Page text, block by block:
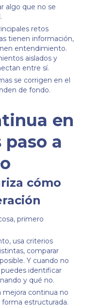
algo que no se
retos
tienen información,
entendimiento.
aislados y
entre sí.
se corrigen en el
de fondo.
en
paso a
cómo
primero
usa criterios
comparar
Y cuando no
identificar
y qué no.
mejora continua no
forma estructurada.